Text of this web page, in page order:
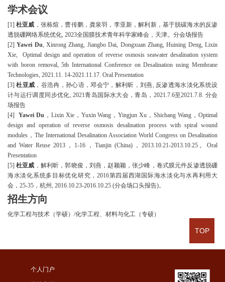
学术会议
[1]杜亚威 ，张栋煊，曹传鹏，龚泉羽，李亚新，解利新，基于脱碳海水的反渗
透脱硼网络系统优化, 2023全国膜技术青年科学家峰会，天津。 分会场报告
[2]Yawei Du, Xinrong Zhang, Jiangbo Dai, Dongxuan Zhang, Huining Deng, Lixin
Xie, Optimal design and operation of reverse osmosis seawater desalination system
with boron removal, 5th International Conference on Desalination using Membrane
Technologies, 2021.11. 14-2021.11.17. Oral Presentation
[3]杜亚威 ，谷浩冉，孙心语，邓会宁，解利昕，刘燕, 反渗透海水淡化系统设
计与运行调度同步优化, 2021青岛国际水大会，青岛，2021.7.6至2021.7.8. 分会
场报告
[4] Yawei Du， Lixin Xie，Yuxin Wang，Yingjun Xu，Shichang Wang，Optimal
design and operation of reverse osmosis desalination process with spiral wound
modules，The International Desalination Association World Congress on Desalination
and Water Reuse 2013，1-16，Tianjin (China)，2013.10.21-2013.10.25。Oral
Presentation
[5]杜亚威 ，解利昕，郭晓俊，刘燕，赵颖颖，张少峰，卷式膜元件反渗透脱硼
海水淡化系统多目标优化研究， 2016第四届西湖国际海水淡化与水再利用大
会，25-35，杭州, 2016.10.23-2016.10.25 (分会场口头报告)。
招生方向
化学工程与技术（学硕） /化学工程、材料与化工（专硕）
个人门户
TOP